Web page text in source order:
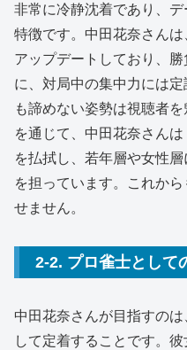
非常に冷静沈着であり、
特徴です。中田花奈さん
アップデートしており、
に、対局中の集中力には
も諦めない姿勢は視聴者
を通じて、中田花奈さん
を払拭し、若年層や女性
を担っています。これか
せません。
2-2. プロ雀士として
中田花奈さんが目指すの
して定着することです。